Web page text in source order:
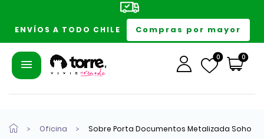
ENVÍOS A TODO CHILE Compras por mayor
0 0
Oficina Sobre Porta Documentos Metalizada Soho